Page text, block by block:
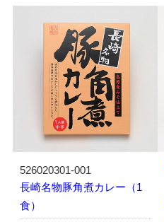
526020301-001
長崎名物豚角煮カレー（1
食）